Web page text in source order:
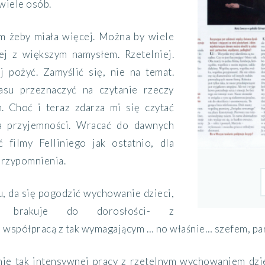
osób.
żeby miała więcej. Można by wiele
z większym namysłem. Rzetelniej.
pożyć. Zamyślić się, nie na temat.
przeznaczyć na czytanie rzeczy
Choć i teraz zdarza mi się czytać
Wracać do dawnych
filmy Felliniego jak ostatnio, dla
da się pogodzić wychowanie dzieci,
brakuje do dorosłości- z
z tak wymagającym … no właśnie… szefem,
tak intensywnej pracy z rzetelnym wychowaniem